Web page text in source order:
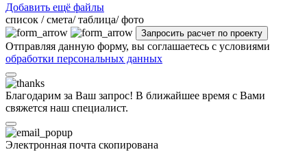
Добавить ещё файлы
cписок / смета/ таблица/ фото
Отправляя данную форму, вы соглашаетесь с условиями
обработки персональных данных
Благодарим за Ваш запрос! В ближайшее время с Вами
свяжется наш специалист.
Электронная почта скопирована